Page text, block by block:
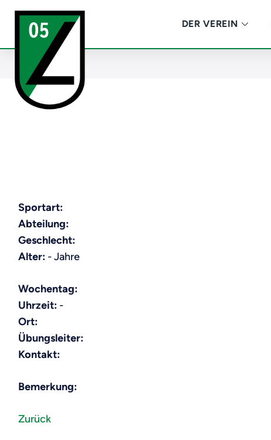
DER VEREIN
Sportart:
Abteilung:
Geschlecht:
Alter: - Jahre
Wochentag:
Uhrzeit: -
Ort:
Übungsleiter:
Kontakt:
Bemerkung:
Zurück